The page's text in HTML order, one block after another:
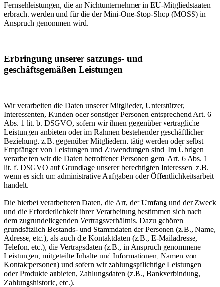
Fernsehleistungen, die an Nichtunternehmer in EU-Mitgliedstaaten
erbracht werden und für die der Mini-One-Stop-Shop (MOSS) in
Anspruch genommen wird.
Erbringung unserer satzungs- und
geschäftsgemäßen Leistungen
Wir verarbeiten die Daten unserer Mitglieder, Unterstützer,
Interessenten, Kunden oder sonstiger Personen entsprechend Art. 6
Abs. 1 lit. b. DSGVO, sofern wir ihnen gegenüber vertragliche
Leistungen anbieten oder im Rahmen bestehender geschäftlicher
Beziehung, z.B. gegenüber Mitgliedern, tätig werden oder selbst
Empfänger von Leistungen und Zuwendungen sind. Im Übrigen
verarbeiten wir die Daten betroffener Personen gem. Art. 6 Abs. 1
lit. f. DSGVO auf Grundlage unserer berechtigten Interessen, z.B.
wenn es sich um administrative Aufgaben oder Öffentlichkeitsarbeit
handelt.
Die hierbei verarbeiteten Daten, die Art, der Umfang und der Zweck
und die Erforderlichkeit ihrer Verarbeitung bestimmen sich nach
dem zugrundeliegenden Vertragsverhältnis. Dazu gehören
grundsätzlich Bestands- und Stammdaten der Personen (z.B., Name,
Adresse, etc.), als auch die Kontaktdaten (z.B., E-Mailadresse,
Telefon, etc.), die Vertragsdaten (z.B., in Anspruch genommene
Leistungen, mitgeteilte Inhalte und Informationen, Namen von
Kontaktpersonen) und sofern wir zahlungspflichtige Leistungen
oder Produkte anbieten, Zahlungsdaten (z.B., Bankverbindung,
Zahlungshistorie, etc.).